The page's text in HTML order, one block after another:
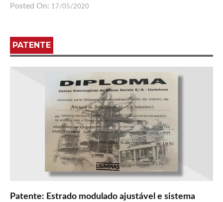
Posted On: 17/05/2020
PATENTE
Patente: Estrado modulado ajustável e sistema